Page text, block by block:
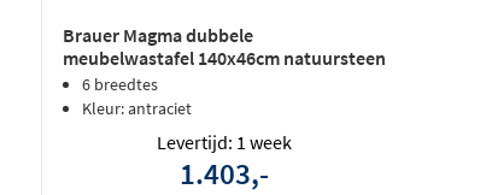
Brauer Magma dubbele
meubelwastafel 140x46cm natuursteen
basalt - zonder kraangat - antraciet
6 breedtes
Kleur: antraciet
Levertijd: 1 week
1.403,-